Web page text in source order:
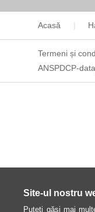
Site-ul nostru
Puteți găsi mai
Acasă
Termeni și
ANSPDCP-